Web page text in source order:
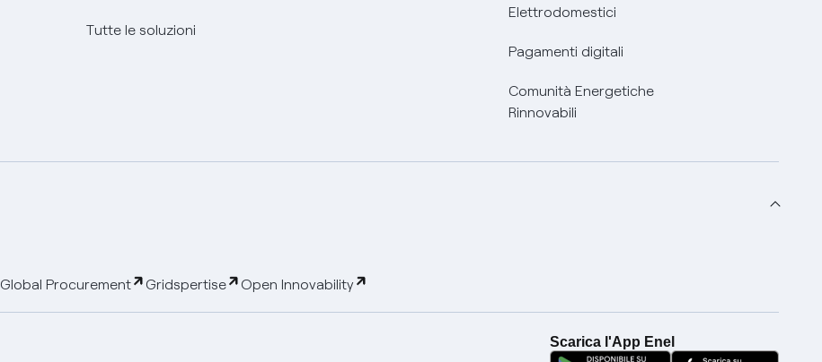
Tutte le soluzioni
Elettrodomestici
Pagamenti digitali
Comunità Energetiche
Rinnovabili
Global Procurement Gridspertise Open Innovability
Scarica l'App Enel